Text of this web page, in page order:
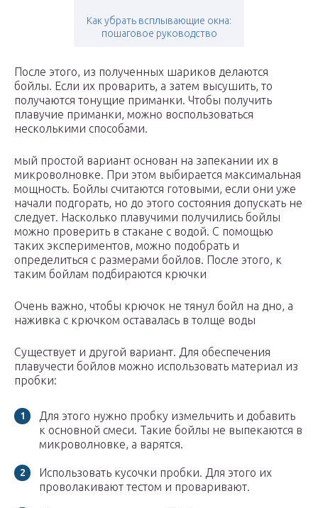
Как убрать всплывающие окна:
пошаговое руководство
После этого, из полученных шариков делаются
бойлы. Если их проварить, а затем высушить, то
получаются тонущие приманки. Чтобы получить
плавучие приманки, можно воспользоваться
несколькими способами.
мый простой вариант основан на запекании их в
микроволновке. При этом выбирается максимальная
мощность. Бойлы считаются готовыми, если они уже
начали подгорать, но до этого состояния допускать не
следует. Насколько плавучими получились бойлы
можно проверить в стакане с водой. С помощью
таких экспериментов, можно подобрать и
определиться с размерами бойлов. После этого, к
таким бойлам подбираются крючки
Очень важно, чтобы крючок не тянул бойл на дно, а
наживка с крючком оставалась в толще воды
Существует и другой вариант. Для обеспечения
плавучести бойлов можно использовать материал из
пробки:
Для этого нужно пробку измельчить и добавить
к основной смеси. Такие бойлы не выпекаются в
микроволновке, а варятся.
Использовать кусочки пробки. Для этого их
проволакивают тестом и проваривают.